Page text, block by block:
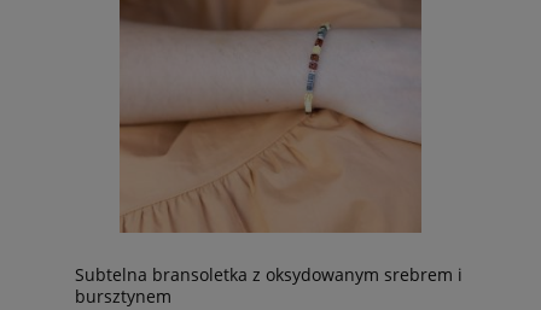
Subtelna bransoletka z oksydowanym srebrem i
bursztynem